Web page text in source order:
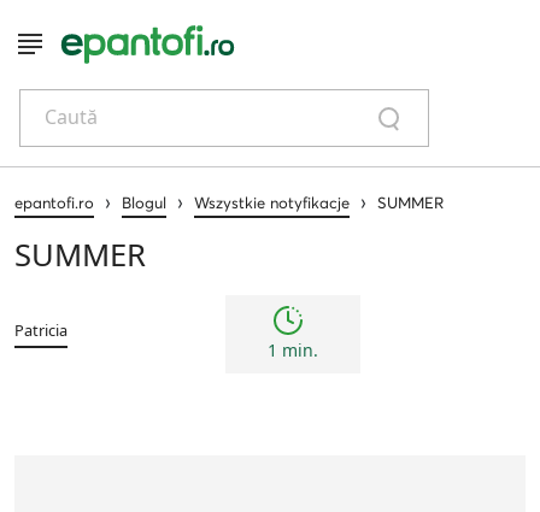
Caută
epantofi.ro › Blogul › Wszystkie notyfikacje › SUMMER
SUMMER
Patricia
1 min.